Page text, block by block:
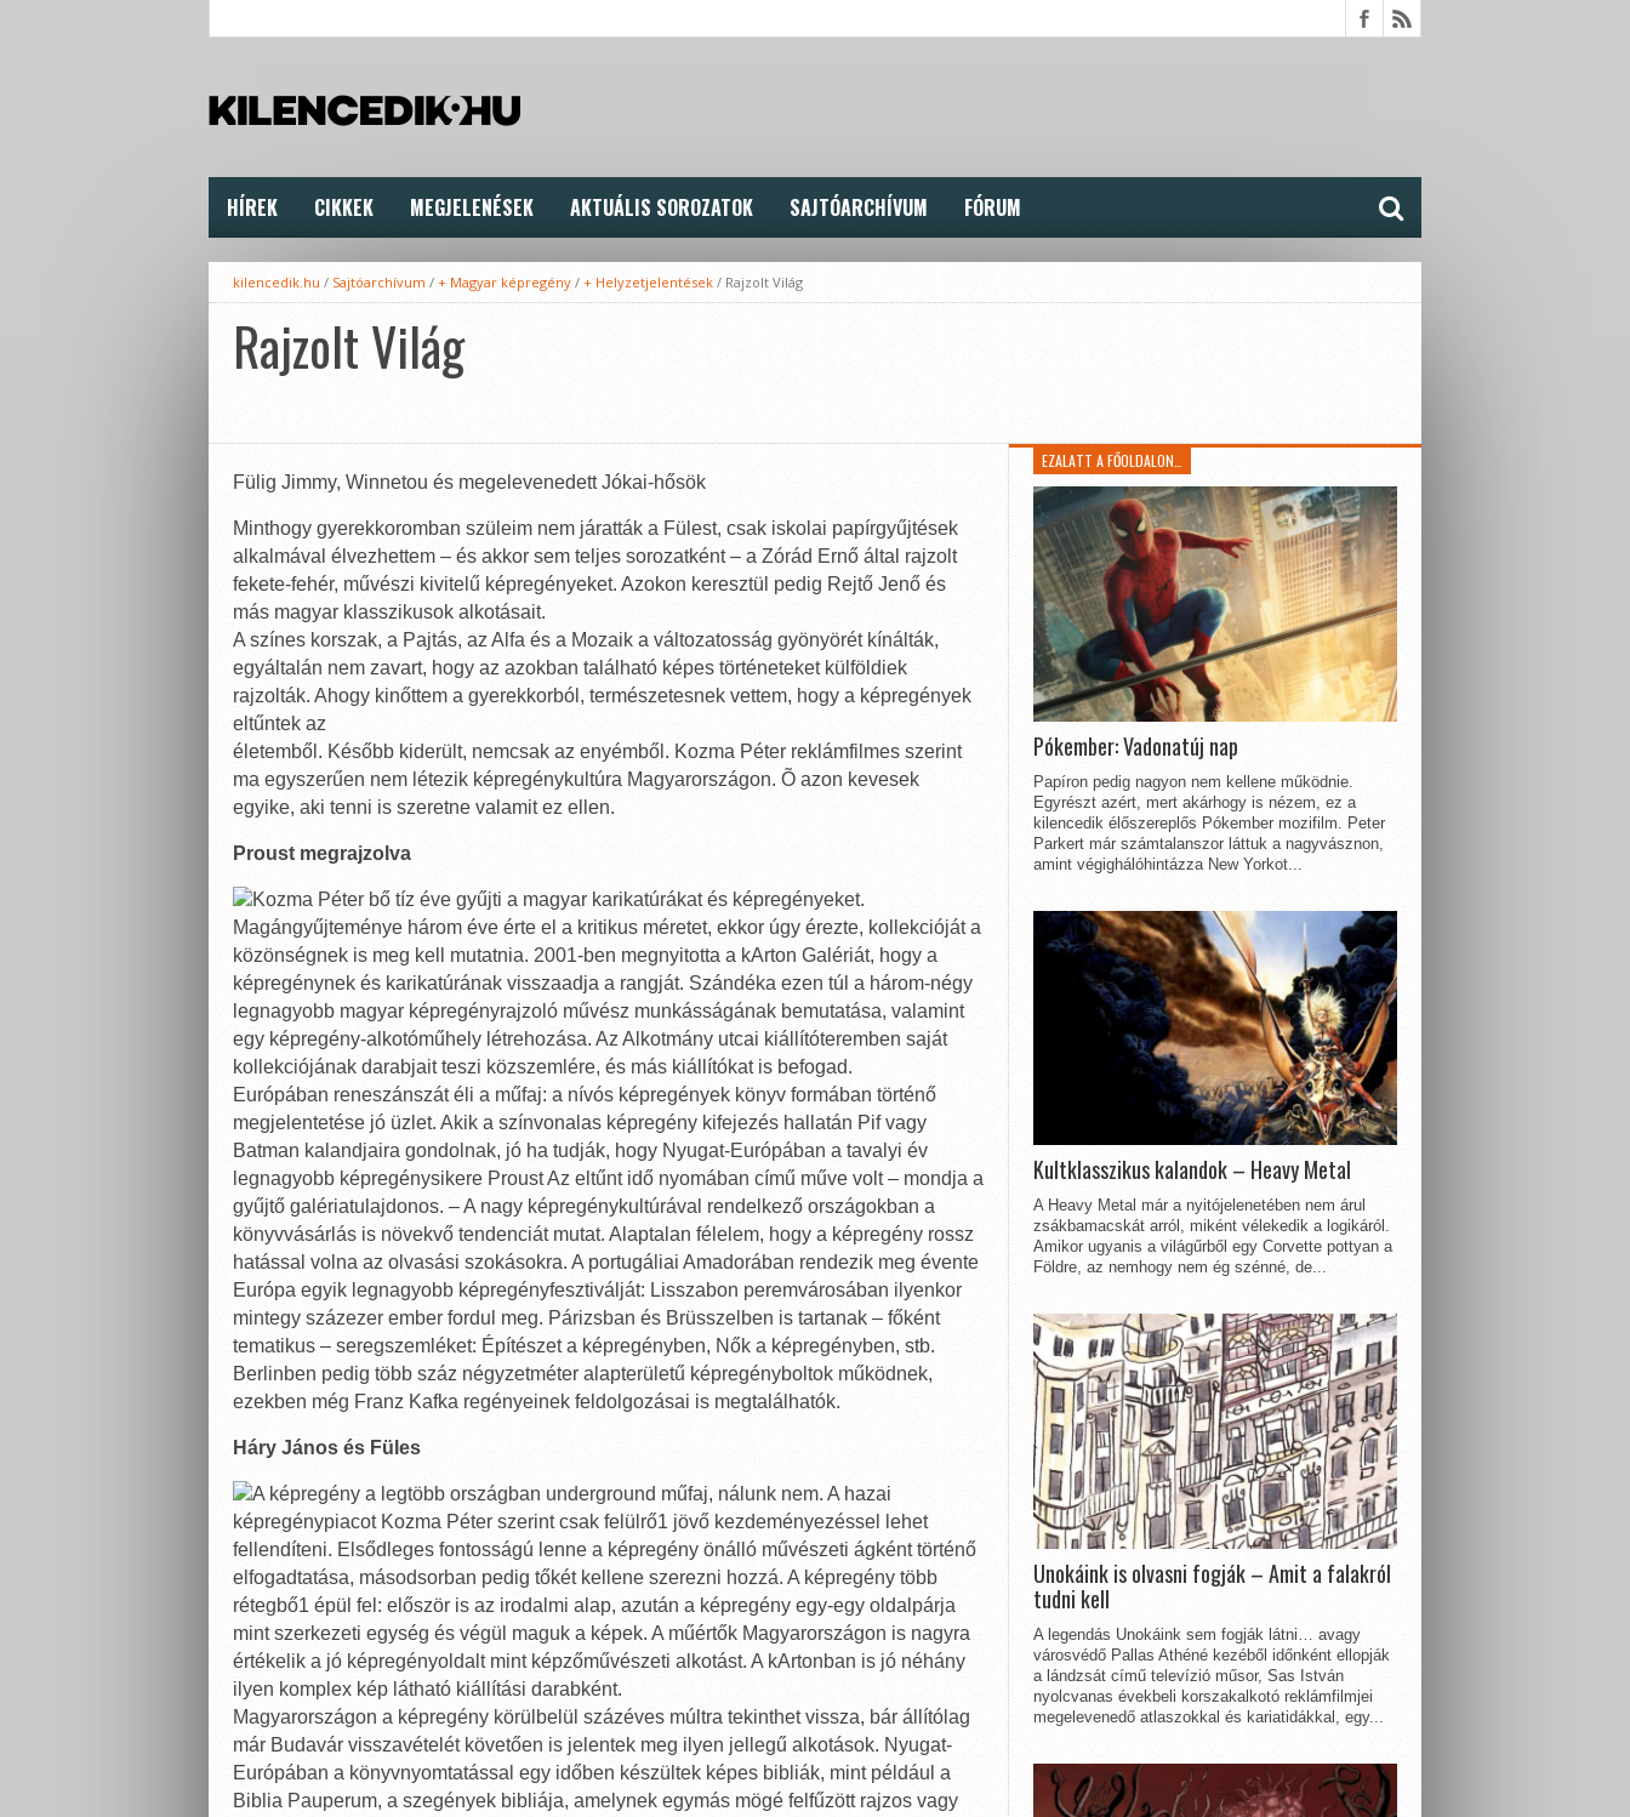
HÍREK CIKKEK MEGJELENÉSEK AKTUÁLIS SOROZATOK SAJTÓARCHÍVUM FÓRUM
kilencedik.hu / Sajtóarchívum / + Magyar képregény / + Helyzetjelentések / Rajzolt Világ
Rajzolt Világ
Fülig Jimmy, Winnetou és megelevenedett Jókai-hősök
Minthogy gyerekkoromban szüleim nem járatták a Fülest, csak iskolai papírgyűjtések
alkalmával élvezhettem – és akkor sem teljes sorozatként – a Zórád Ernő által rajzolt
fekete-fehér, művészi kivitelű képregényeket. Azokon keresztül pedig Rejtő Jenő és
más magyar klasszikusok alkotásait.
A színes korszak, a Pajtás, az Alfa és a Mozaik a változatosság gyönyörét kínálták,
egyáltalán nem zavart, hogy az azokban található képes történeteket külföldiek
rajzolták. Ahogy kinőttem a gyerekkorból, természetesnek vettem, hogy a képregények
eltűntek az
életemből. Később kiderült, nemcsak az enyémből. Kozma Péter reklámfilmes szerint
ma egyszerűen nem létezik képregénykultúra Magyarországon. Õ azon kevesek
egyike, aki tenni is szeretne valamit ez ellen.
Proust megrajzolva
Kozma Péter bő tíz éve gyűjti a magyar karikatúrákat és képregényeket.
Magángyűjteménye három éve érte el a kritikus méretet, ekkor úgy érezte, kollekcióját a
közönségnek is meg kell mutatnia. 2001-ben megnyitotta a kArton Galériát, hogy a
képregénynek és karikatúrának visszaadja a rangját. Szándéka ezen túl a három-négy
legnagyobb magyar képregényrajzoló művész munkásságának bemutatása, valamint
egy képregény-alkotóműhely létrehozása. Az Alkotmány utcai kiállítóteremben saját
kollekciójának darabjait teszi közszemlére, és más kiállítókat is befogad.
Európában reneszánszát éli a műfaj: a nívós képregények könyv formában történő
megjelentetése jó üzlet. Akik a színvonalas képregény kifejezés hallatán Pif vagy
Batman kalandjaira gondolnak, jó ha tudják, hogy Nyugat-Európában a tavalyi év
legnagyobb képregénysikere Proust Az eltűnt idő nyomában című műve volt – mondja a
gyűjtő galériatulajdonos. – A nagy képregénykultúrával rendelkező országokban a
könyvvásárlás is növekvő tendenciát mutat. Alaptalan félelem, hogy a képregény rossz
hatással volna az olvasási szokásokra. A portugáliai Amadorában rendezik meg évente
Európa egyik legnagyobb képregényfesztiválját: Lisszabon peremvárosában ilyenkor
mintegy százezer ember fordul meg. Párizsban és Brüsszelben is tartanak – főként
tematikus – seregszemléket: Építészet a képregényben, Nők a képregényben, stb.
Berlinben pedig több száz négyzetméter alapterületű képregényboltok működnek,
ezekben még Franz Kafka regényeinek feldolgozásai is megtalálhatók.
Háry János és Füles
A képregény a legtöbb országban underground műfaj, nálunk nem. A hazai
képregénypiacot Kozma Péter szerint csak felülrő1 jövő kezdeményezéssel lehet
fellendíteni. Elsődleges fontosságú lenne a képregény önálló művészeti ágként történő
elfogadtatása, másodsorban pedig tőkét kellene szerezni hozzá. A képregény több
rétegbő1 épül fel: először is az irodalmi alap, azután a képregény egy-egy oldalpárja
mint szerkezeti egység és végül maguk a képek. A műértők Magyarországon is nagyra
értékelik a jó képregényoldalt mint képzőművészeti alkotást. A kArtonban is jó néhány
ilyen komplex kép látható kiállítási darabként.
Magyarországon a képregény körülbelül százéves múltra tekinthet vissza, bár állítólag
már Budavár visszavételét követően is jelentek meg ilyen jellegű alkotások. Nyugat-
Európában a könyvnyomtatással egy időben készültek képes bibliák, mint például a
Biblia Pauperum, a szegények bibliája, amelynek egymás mögé felfűzött rajzos vagy
EZALATT A FŐOLDALON…
Pókember: Vadonatúj nap
Papíron pedig nagyon nem kellene működnie.
Egyrészt azért, mert akárhogy is nézem, ez a
kilencedik élőszereplős Pókember mozifilm. Peter
Parkert már számtalanszor láttuk a nagyvásznon,
amint végighálóhintázza New Yorkot...
Kultklasszikus kalandok – Heavy Metal
A Heavy Metal már a nyitójelenetében nem árul
zsákbamacskát arról, miként vélekedik a logikáról.
Amikor ugyanis a világűrből egy Corvette pottyan a
Földre, az nemhogy nem ég szénné, de...
Unokáink is olvasni fogják – Amit a falakról
tudni kell
A legendás Unokáink sem fogják látni… avagy
városvédő Pallas Athéné kezéből időnként ellopják
a lándzsát című televízió műsor, Sas István
nyolcvanas évekbeli korszakalkotó reklámfilmjei
megelevenedő atlaszokkal és kariatidákkal, egy...